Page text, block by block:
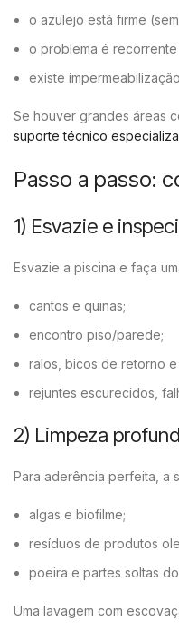
o azulejo está firme
o problema é
existe
Se houver grandes áreas
suporte técnico
Passo a passo:
1) Esvazie e
Esvazie a piscina e faça
cantos e quinas;
encontro piso/parede;
ralos, bicos de retorno
rejuntes escurecidos,
2) Limpeza
Para aderência perfeita, a
algas e biofilme;
resíduos de produtos
poeira e partes soltas
Uma lavagem com